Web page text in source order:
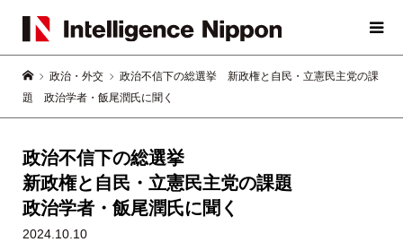
政治・外交
政治不信下の総選挙 新政権と自民・立憲民主党の課
題 政治学者・飯尾潤氏に聞く
政治不信下の総選挙
新政権と自民・立憲民主党の課題
政治学者・飯尾潤氏に聞く
2024.10.10